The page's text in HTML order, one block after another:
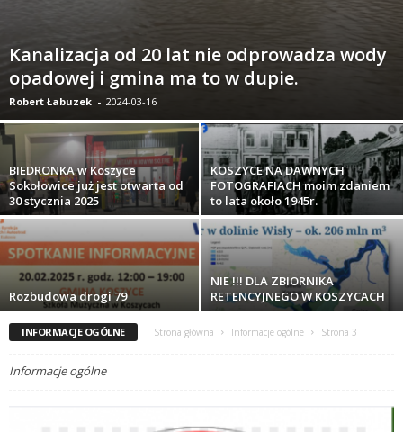
Kanalizacja od 20 lat nie odprowadza wody
opadowej i gmina ma to w dupie.
Robert Łabuzek - 2024-03-16
BIEDRONKA w Koszyce
Sokołowice już jest otwarta od
30 stycznia 2025
KOSZYCE NA DAWNYCH
FOTOGRAFIACH moim zdaniem
to lata około 1945r.
Rozbudowa drogi 79
NIE !!! DLA ZBIORNIKA
RETENCYJNEGO W KOSZYCACH
INFORMACJE OGÓLNE Strona główna Informacje ogólne Strona 3
Informacje ogólne